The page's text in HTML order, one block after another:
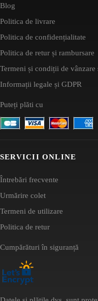
Blog
Politica de livrare
Politica de confidențialitate
Politica de retur și rambursare
Termeni și condiții de vânzare
Informații legale și GDPR
Puteți plăti cu
SERVICII ONLINE
Întrebări frecvente
Urmărire colet
Termeni de utilizare
Politica de retur
Cumpărături în siguranță